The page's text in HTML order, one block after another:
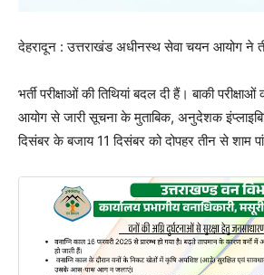
देहरादून : उत्तराखंड अधीनस्थ सेवा चयन आयोग ने
भर्ती परीक्षाओं की तिथियां बदल दी हैं। बाकी परीक्षाओं
आयोग से जारी सूचना के मुताबिक, अनुदेशक
दिसंबर के बजाय 11 दिसंबर को दोपहर तीन से शाम